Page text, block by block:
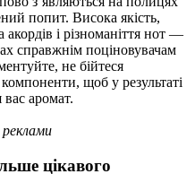
попит. Висока якість,
акордів і різноманіття нот —
справжнім поціновувачам
не бійтеся
щоб у результаті
аромат.
цікавого